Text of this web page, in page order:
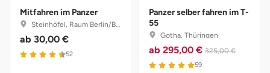
Mitfahren im Panzer
Steinhöfel, Raum Berlin/Brandenburg
ab 30,00 €
52
Panzer selber fahren im T-
55
Gotha, Thüringen
ab 295,00 € 325,00 €
59
Bruchköbel
Bruchsal
Münster
Nürnberg
Sangerhausen
Sonneberg